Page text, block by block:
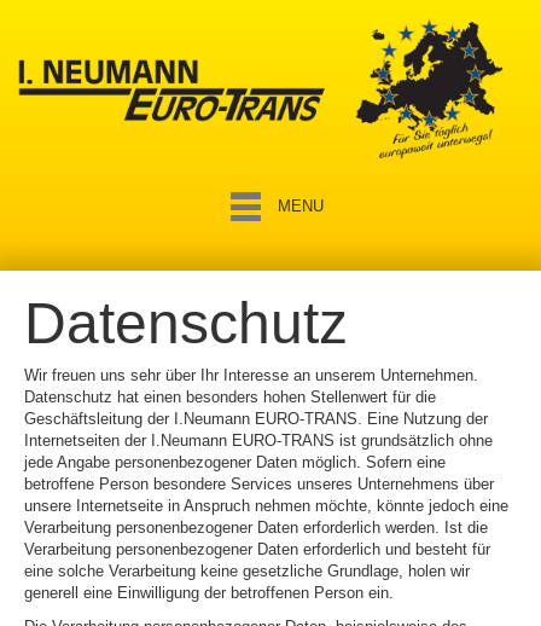
MENU
Datenschutz
Wir freuen uns sehr über Ihr Interesse an unserem Unternehmen.
Datenschutz hat einen besonders hohen Stellenwert für die
Geschäftsleitung der I.Neumann EURO-TRANS. Eine Nutzung der
Internetseiten der I.Neumann EURO-TRANS ist grundsätzlich ohne
jede Angabe personenbezogener Daten möglich. Sofern eine
betroffene Person besondere Services unseres Unternehmens über
unsere Internetseite in Anspruch nehmen möchte, könnte jedoch eine
Verarbeitung personenbezogener Daten erforderlich werden. Ist die
Verarbeitung personenbezogener Daten erforderlich und besteht für
eine solche Verarbeitung keine gesetzliche Grundlage, holen wir
generell eine Einwilligung der betroffenen Person ein.